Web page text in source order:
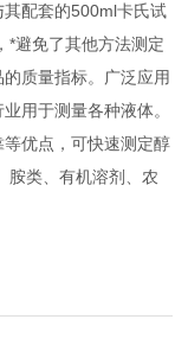
配套的500ml卡氏试
*避免了其他方法测定
质量指标。广泛应用
用于测量各种液体。
优点，可快速测定醇
胺类、有机溶剂、农